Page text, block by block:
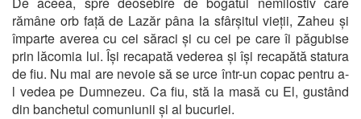
rămâne orb față de Lazăr pâna la sfârșitul vieții, Zaheu și
împarte averea cu cei săraci și cu cei pe care îi păgubise
prin lăcomia lui. Își recapată vederea și își recapătă statura
de fiu. Nu mai are nevoie să se urce într-un copac pentru a-
l vedea pe Dumnezeu. Ca fiu, stă la masă cu El, gustând
din banchetul comuniunii și al bucuriei.